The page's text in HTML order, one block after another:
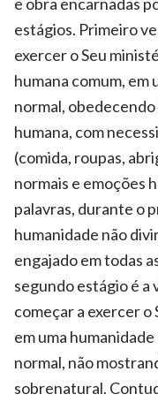
estágios. Primeiro
exercer o Seu
humana comum,
normal, obedecendo
humana, com
(comida, roupas,
normais e emoções
palavras, durante o
humanidade não
engajado em todas
segundo estágio é a
começar a exercer o
em uma
normal, não
sobrenatural.